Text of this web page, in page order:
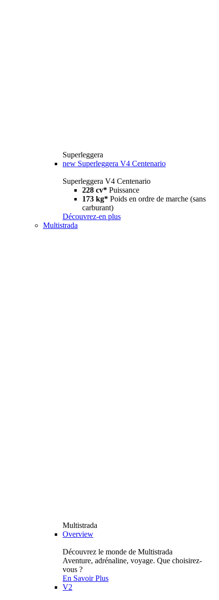
Superleggera
new Superleggera V4 Centenario
Superleggera V4 Centenario
228 cv* Puissance
173 kg* Poids en ordre de marche (sans
carburant)
Découvrez-en plus
Multistrada
Multistrada
Overview
Découvrez le monde de Multistrada
Aventure, adrénaline, voyage. Que choisirez-
vous ?
En Savoir Plus
V2